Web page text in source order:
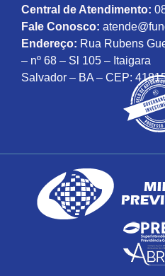
Central de Atendimento:
Fale Conosco:
Endereço: Rua Rubens
– nº 68 – Sl 105 – Itaigara
Salvador – BA – CEP: